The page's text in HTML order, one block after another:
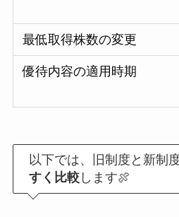
最低取得株数の変更
優待内容の適用時期
以下では、旧制度と新制
すく比較 します🍖